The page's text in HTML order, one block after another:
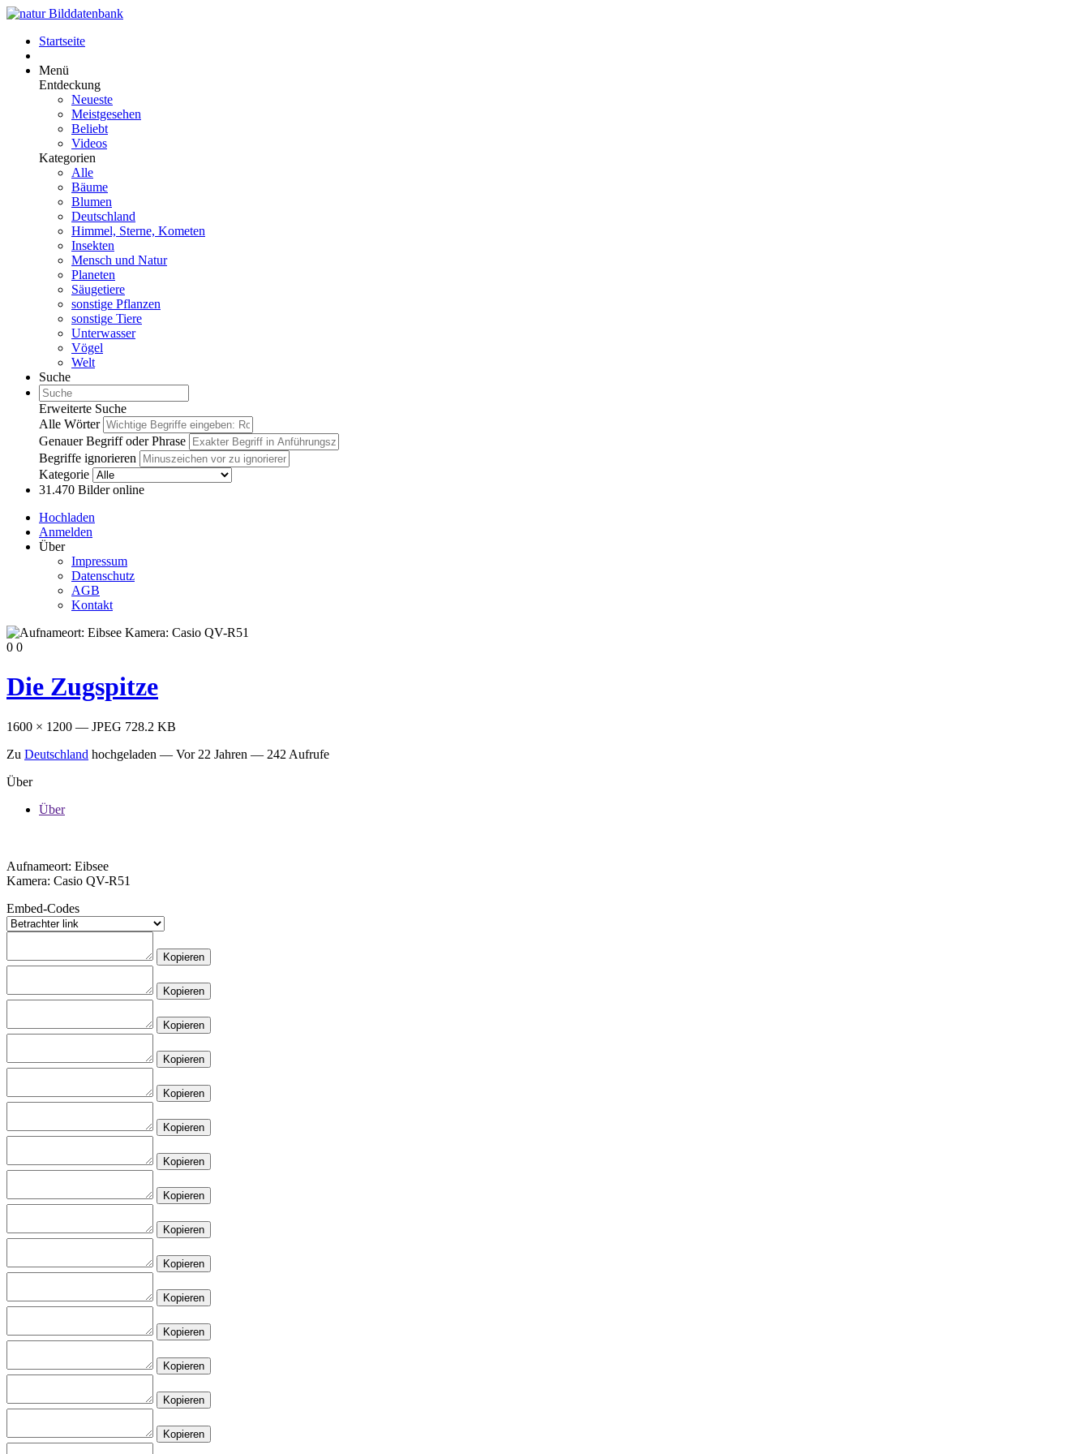
Startseite
Menü
Entdeckung
Neueste
Meistgesehen
Beliebt
Videos
Kategorien
Alle
Bäume
Blumen
Deutschland
Himmel, Sterne, Kometen
Insekten
Mensch und Natur
Planeten
Säugetiere
sonstige Pflanzen
sonstige Tiere
Unterwasser
Vögel
Welt
Suche
Erweiterte Suche
Alle Wörter
Genauer Begriff oder Phrase
Begriffe ignorieren
Kategorie
31.470 Bilder online
Hochladen
Anmelden
Über
Impressum
Datenschutz
AGB
Kontakt
0 0
Die Zugspitze
1600 × 1200 — JPEG 728.2 KB
Zu Deutschland hochgeladen — Vor 22 Jahren — 242 Aufrufe
Über
Über
Aufnameort: Eibsee
Kamera: Casio QV-R51
Embed-Codes
Kopieren
Kopieren
Kopieren
Kopieren
Kopieren
Kopieren
Kopieren
Kopieren
Kopieren
Kopieren
Kopieren
Kopieren
Kopieren
Kopieren
Kopieren